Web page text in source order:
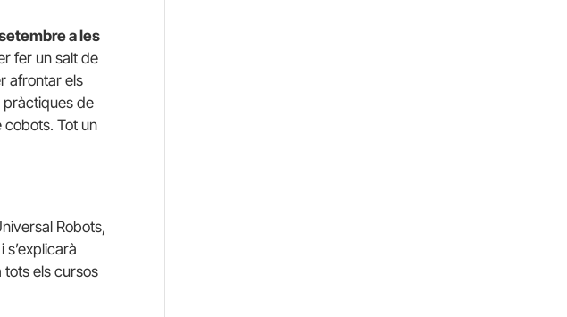
a les
fer un salt de
afrontar els
pràctiques de
Tot un
Robots,
tots els cursos